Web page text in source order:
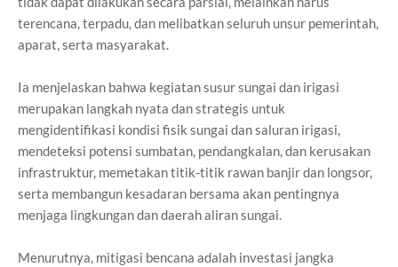
terencana, terpadu, dan melibatkan seluruh unsur pemerintah,
aparat, serta masyarakat.
Ia menjelaskan bahwa kegiatan susur sungai dan irigasi
merupakan langkah nyata dan strategis untuk
mengidentifikasi kondisi fisik sungai dan saluran irigasi,
mendeteksi potensi sumbatan, pendangkalan, dan kerusakan
infrastruktur, memetakan titik-titik rawan banjir dan longsor,
serta membangun kesadaran bersama akan pentingnya
menjaga lingkungan dan daerah aliran sungai.
Menurutnya, mitigasi bencana adalah investasi jangka